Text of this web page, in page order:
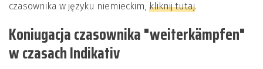
czasownika w języku niemieckim, kliknij tutaj.
Koniugacja czasownika "weiterkämpfen"
w czasach Indikativ